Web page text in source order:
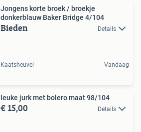
Jongens korte broek / broekje
donkerblauw Baker Bridge 4/104
Bieden Details
Kaatsheuvel Vandaag
leuke jurk met bolero maat 98/104
€ 15,00 Details